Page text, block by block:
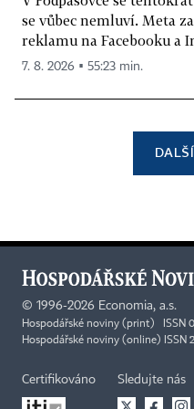
se vůbec nemluví. Meta
reklamu na Facebooku a
7. 8. 2026 ▪ 55:23 min.
© 1996-2026 Economia, a.s.
Hospodářské noviny (print) ISSN
Hospodářské noviny (online) ISSN
Certifikováno Sledujte nás